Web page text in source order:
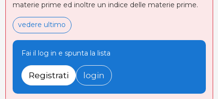
materie prime ed inoltre un indice delle materie prime.
vedere ultimo
Fai il log in e spunta la lista
Registrati login